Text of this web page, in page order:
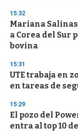
15:32
Mariana
a Corea del Sur
bovina
15:31
UTE trabaja en
en tareas de
15:29
El pozo del
entra al top 10